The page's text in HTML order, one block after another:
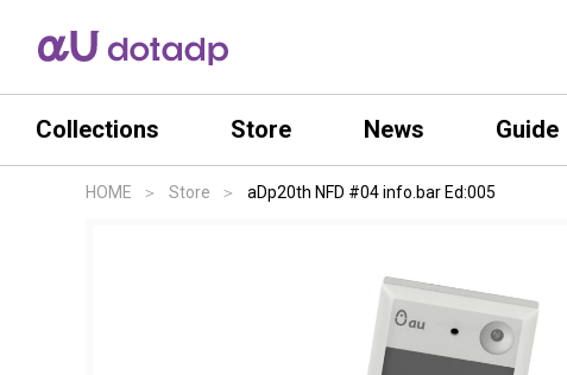
Collections Store News Guide
HOME Store aDp20th NFD #04 info.bar Ed:005